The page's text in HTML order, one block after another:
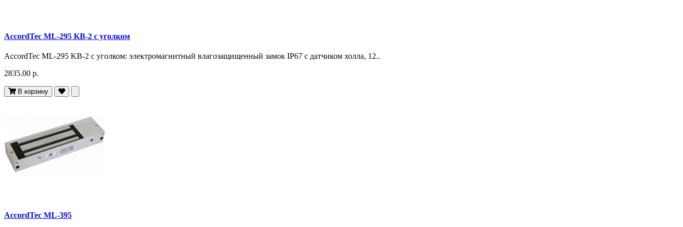
AccordTec ML-295 KB-2 с уголком
AccordTec ML-295 KB-2 с уголком: электромагнитный влагозащищенный замок IP67 с датчиком холла, 12..
2835.00 р.
В корзину
AccordTec ML-395